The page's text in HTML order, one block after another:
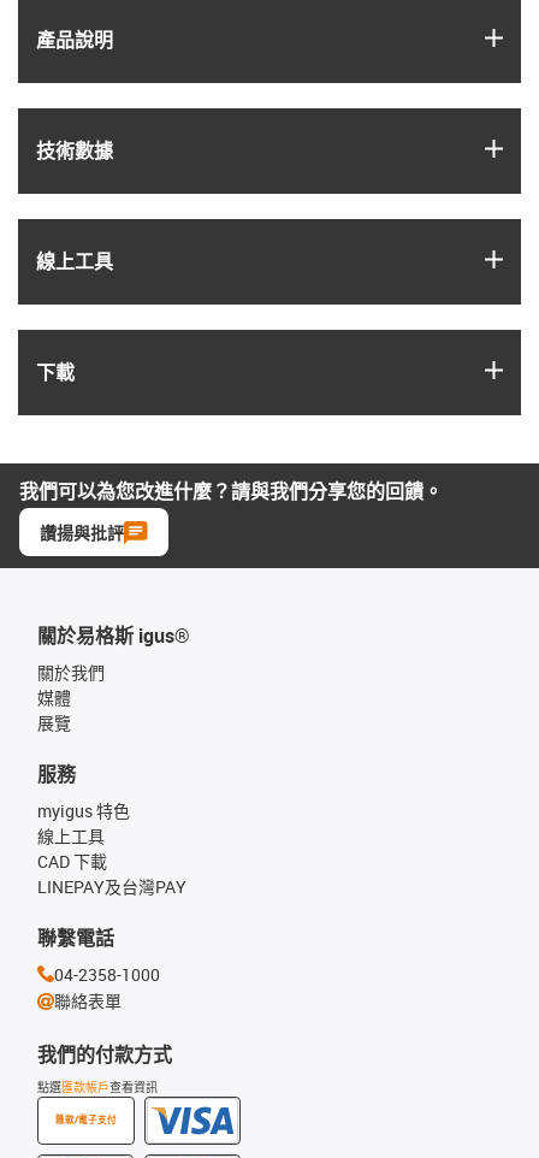
產品說明
技術數據
線上工具
下載
我們可以為您改進什麼？請與我們分享您的回饋。
讚揚與批評
關於易格斯 igus®
關於我們
媒體
展覽
我們的付款方式
點選匯款帳戶查看資訊
匯款/電子支付
服務
myigus 特色
線上工具
CAD 下載
LINEPAY及台灣PAY
聯繫電話
04-2358-1000
聯絡表單